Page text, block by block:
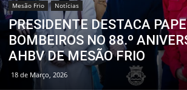
Mesão Frio Notícias
PRESIDENTE DESTACA
BOMBEIROS NO 88.º
AHBV DE MESÃO FRIO
18 de Março, 2026